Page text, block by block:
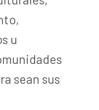
u
sean sus